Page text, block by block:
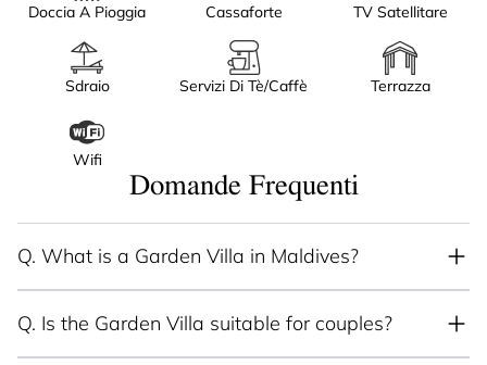
Doccia A Pioggia Cassaforte TV Satellitare
Sdraio Servizi Di Tè/caffè Terrazza
Wifi
Domande Frequenti
Q. What is a Garden Villa in Maldives?
Q. Is the Garden Villa suitable for couples?